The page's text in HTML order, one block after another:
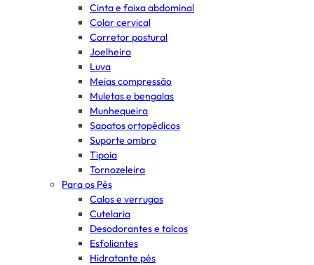
Cinta e faixa abdominal
Colar cervical
Corretor postural
Joelheira
Luva
Meias compressão
Muletas e bengalas
Munhequeira
Sapatos ortopédicos
Suporte ombro
Tipoia
Tornozeleira
Para os Pés
Calos e verrugas
Cutelaria
Desodorantes e talcos
Esfoliantes
Hidratante pés